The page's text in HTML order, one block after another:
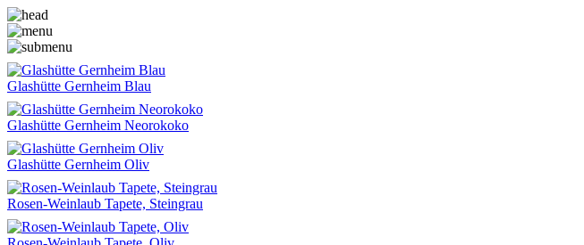
Glashütte Gernheim Blau
Glashütte Gernheim Neorokoko
Glashütte Gernheim Oliv
Rosen-Weinlaub Tapete, Steingrau